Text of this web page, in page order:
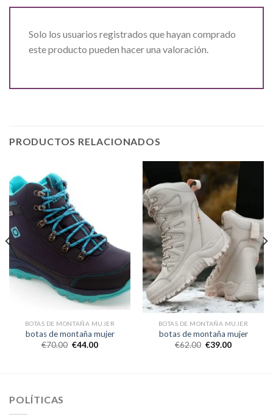
Solo los usuarios registrados que hayan comprado
este producto pueden hacer una valoración.
PRODUCTOS RELACIONADOS
BOTAS DE MONTAÑA MUJER
botas de montaña mujer
€70.00 €44.00
BOTAS DE MONTAÑA MUJER
botas de montaña mujer
€62.00 €39.00
POLÍTICAS